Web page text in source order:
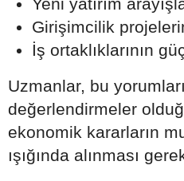
Yeni yatırım
Girişimcilik
İş ortaklıklarının
Uzmanlar, bu
değerlendirmeler
ekonomik kararların
ışığında alınması